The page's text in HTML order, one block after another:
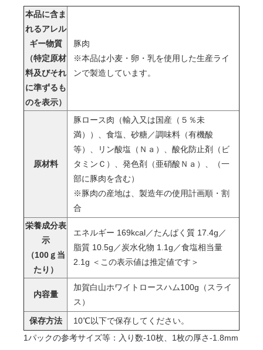
本品に含ま
れるアレル
ギー物質
（特定原材
料及びそれ
に準ずるも
のを表示）
豚肉
※本品は小麦・卵・乳を使用した生産ライ
ンで製造しています。
原材料
豚ロース肉（輸入又は国産（５％未
満））、食塩、砂糖／調味料（有機酸
等）、リン酸塩（Ｎａ）、酸化防止剤（ビ
タミンＣ）、発色剤（亜硝酸Ｎａ）、（一
部に豚肉を含む）
※豚肉の産地は、製造年の使用計画順・割
合
栄養成分表
示
（100ｇ当
たり）
エネルギー 169kcal／たんぱく質 17.4g／
脂質 10.5g／炭水化物 1.1g／食塩相当量
2.1g ＜この表示値は推定値です＞
内容量
加賀白山ホワイトロースハム100g（スライ
ス）
保存方法
10℃以下で保存してください。
1パックの参考サイズ等：入り数-10枚、1枚の厚さ-1.8mm